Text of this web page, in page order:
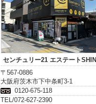
センチュリー21 エステートSHIN
〒567-0886
大阪府茨木市下中条町3-1
0120-675-118
TEL/072-627-2390